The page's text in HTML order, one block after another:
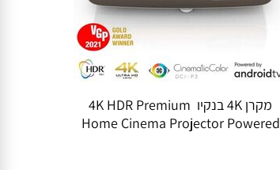
מקרן 4K בנקיו 4K HDR Premium
Home Cinema Projector Powered